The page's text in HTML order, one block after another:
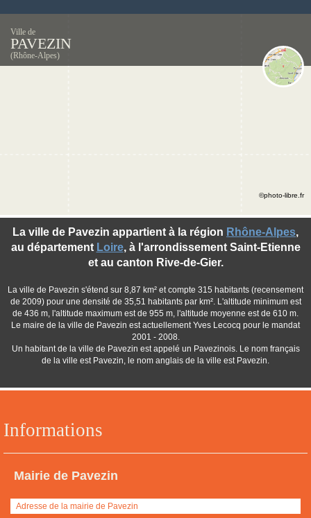
Ville de
PAVEZIN
(Rhône-Alpes)
Informations
Mairie de Pavezin
Adresse de la mairie de Pavezin
La ville de Pavezin appartient à la région Rhône-Alpes,
au département Loire, à l'arrondissement Saint-Etienne
et au canton Rive-de-Gier.
La ville de Pavezin s'étend sur 8,87 km² et compte 315 habitants (recensement
de 2009) pour une densité de 35,51 habitants par km². L'altitude minimum est
de 436 m, l'altitude maximum est de 955 m, l'altitude moyenne est de 610 m.
Le maire de la ville de Pavezin est actuellement Yves Lecocq pour le mandat
2001 - 2008.
Un habitant de la ville de Pavezin est appelé un Pavezinois. Le nom français
de la ville est Pavezin, le nom anglais de la ville est Pavezin.
©photo-libre.fr